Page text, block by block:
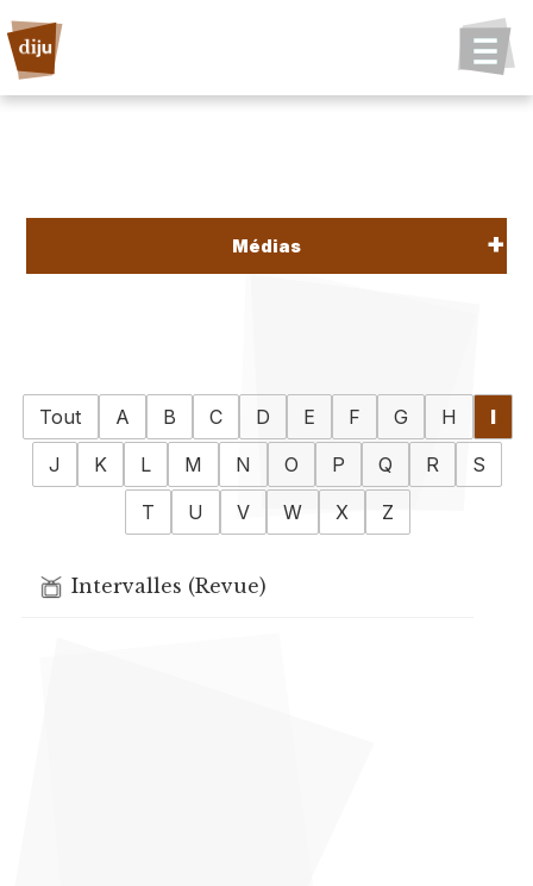
Médias
Tout A B C D E F G H
I
J
K L M N O P Q R
S
T
U V W X Z
Intervalles (Revue)